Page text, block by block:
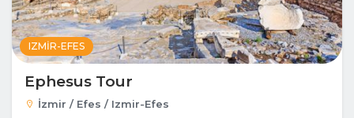
IZMIR-EFES
Ephesus Tour
İzmir / Efes / Izmir-Efes